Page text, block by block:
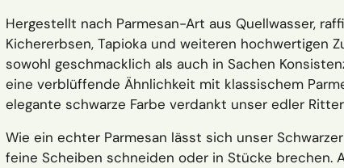
Hergestellt nach Parmesan-Art aus Quellwasser,
Kichererbsen, Tapioka und weiteren hochwertigen
sowohl geschmacklich als auch in Sachen
eine verblüffende Ähnlichkeit mit klassischem
elegante schwarze Farbe verdankt unser edler Ritter
Wie ein echter Parmesan lässt sich unser
feine Scheiben schneiden oder in Stücke brechen.